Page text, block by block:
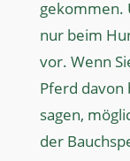
gekommen.
nur beim
vor. Wenn
Pferd davon
sagen,
der